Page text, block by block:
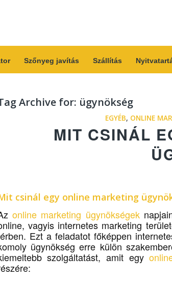
Szőnyeg javítás Szállítás
Archive for: ügynökség
EGYÉB, ONLINE
MIT CSINÁL
csinál egy online marketing
online marketing ügynökségek
vagyis internetes marketing
Ezt a feladatot főképpen
ügynökség erre külön
szolgáltatást, amit egy